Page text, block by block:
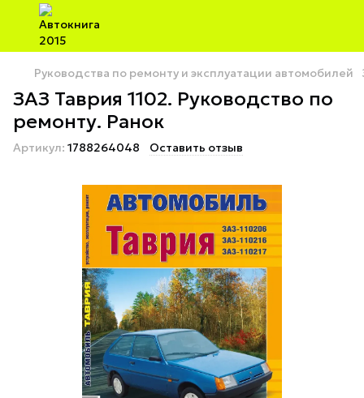
Руководства по ремонту и эксплуатации автомобилей
ЗАЗ Таврия 1102. Руководство по
ремонту. Ранок
Артикул: 1788264048 Оставить отзыв